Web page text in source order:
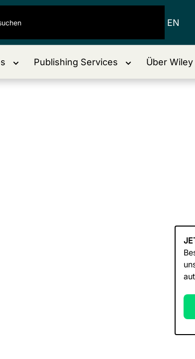
EN
Publishing Services Über Wiley